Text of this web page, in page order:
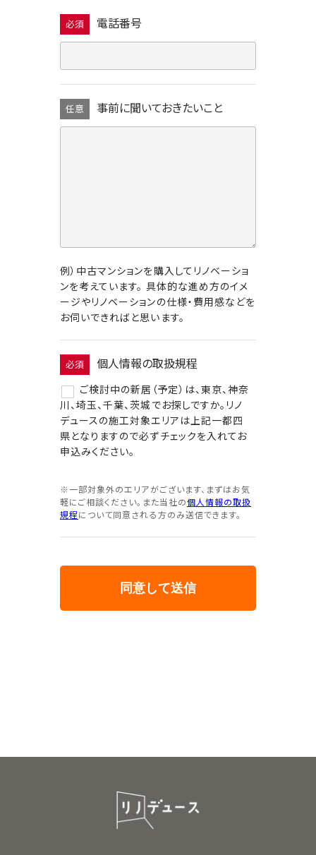
必須 電話番号
任意 事前に聞いておきたいこと
例）中古マンションを購入してリノベーショ
ンを考えています。 具体的な進め方のイメ
ージやリノベーションの仕様・費用感などを
お伺いできればと思います。
必須 個人情報の取扱規程
ご検討中の新居（予定）は、東京、神奈
川、埼玉、千葉、茨城でお探しですか。リノ
デュースの施工対象エリアは上記一都四
県となりますので必ずチェックを入れてお
申込みください。
※一部対象外のエリアがございます、まずはお気
軽にご相談ください。また当社の個人情報の取扱
規程 について同意される方のみ送信できます。